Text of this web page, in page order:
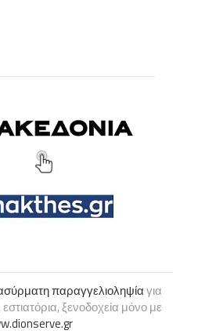
παραγγελιοληψίαγια
ξενοδοχεία μόνο με